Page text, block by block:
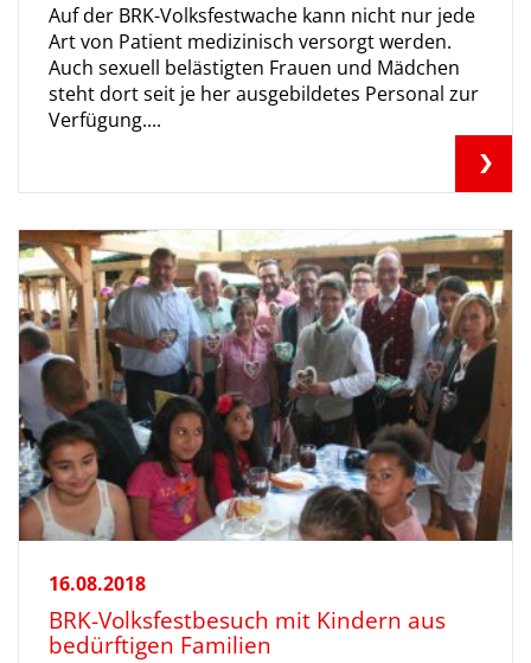
Auf der BRK-Volksfestwache kann nicht nur jede
Art von Patient medizinisch versorgt werden.
Auch sexuell belästigten Frauen und Mädchen
steht dort seit je her ausgebildetes Personal zur
Verfügung....
16.08.2018
BRK-Volksfestbesuch mit Kindern aus
bedürftigen Familien